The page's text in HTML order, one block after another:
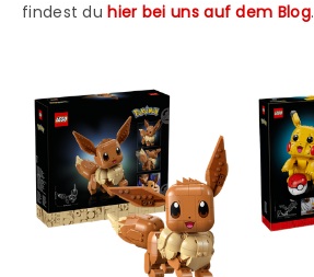
findest duhier bei uns auf dem Blog.